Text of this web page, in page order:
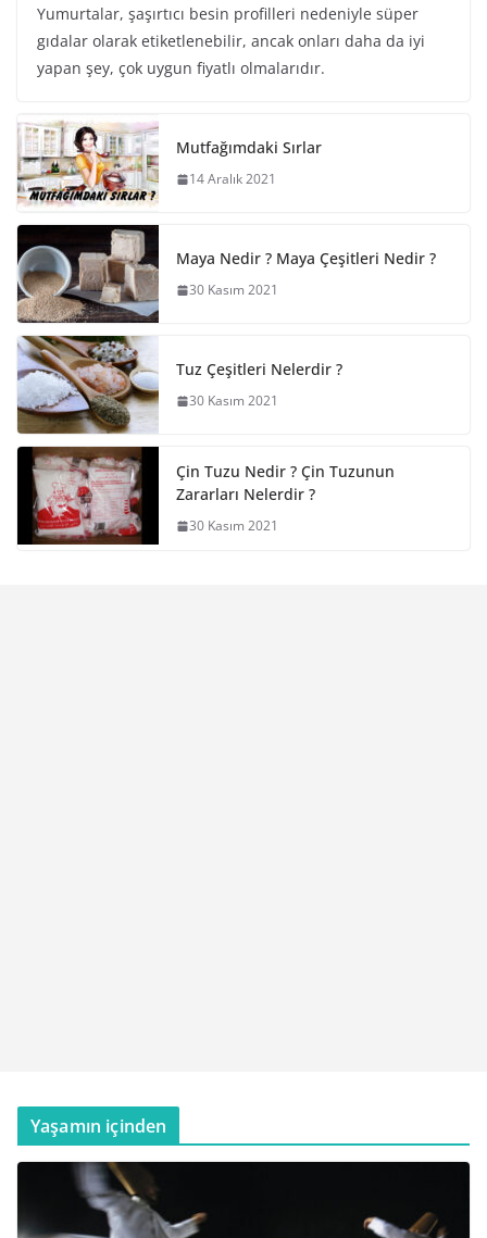
Yumurtalar, şaşırtıcı besin profilleri nedeniyle süper
gıdalar olarak etiketlenebilir, ancak onları daha da iyi
yapan şey, çok uygun fiyatlı olmalarıdır.
Mutfağımdaki Sırlar
14 Aralık 2021
Maya Nedir ? Maya Çeşitleri Nedir ?
30 Kasım 2021
Tuz Çeşitleri Nelerdir ?
30 Kasım 2021
Çin Tuzu Nedir ? Çin Tuzunun
Zararları Nelerdir ?
30 Kasım 2021
Yaşamın içinden